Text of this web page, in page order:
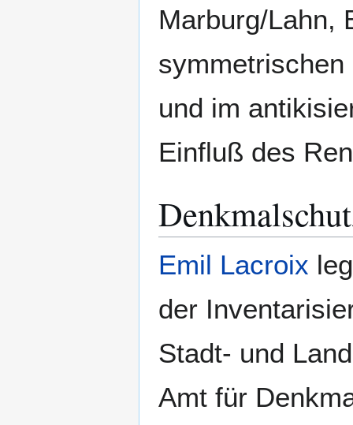
Marburg/Lahn,
und im
Einfluß des
Emil Lacroix
der
Stadt- und
Amt für